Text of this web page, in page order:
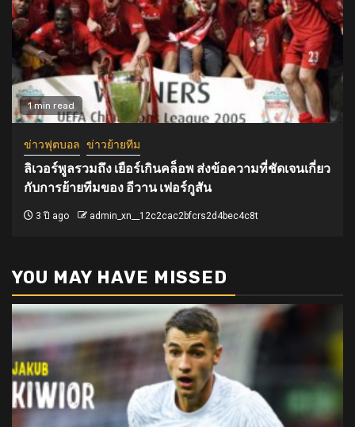
1 min read
ข่าวฟุตบอล ข่าวย้ายทีม
ลิเวอร์พูลรวมถึง เยือร์เกินคล็อพ ส่งข้อความที่ชัดเจนเกี่ยว
กับการย้ายทีมของ อีวาน เฟอร์กูสัน
3 ปี ago admin_xn__12c2cac2bfcrs2d4bec4c8t
YOU MAY HAVE MISSED